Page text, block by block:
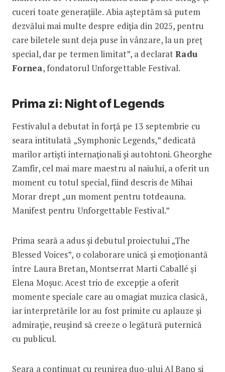
cuceri toate generațiile. Abia așteptăm să putem
dezvălui mai multe despre ediția din 2025, pentru
care biletele sunt deja puse în vânzare, la un preț
special, dar pe termen limitat”, a declaratRadu
Fornea, fondatorul Unforgettable Festival.
Prima zi: Night of Legends
Festivalul a debutat în forță pe 13 septembrie cu
seara intitulată „Symphonic Legends,” dedicată
marilor artiști internaționali și autohtoni. Gheorghe
Zamfir, cel mai mare maestru al naiului, a oferit un
moment cu totul special, fiind descris de Mihai
Morar drept „un moment pentru totdeauna.
Manifest pentru Unforgettable Festival.”
Prima seară a adus și debutul proiectului „The
Blessed Voices”, o colaborare unică și emoționantă
între Laura Bretan, Montserrat Marti Caballé și
Elena Moșuc. Acest trio de excepție a oferit
momente speciale care au omagiat muzica clasică,
iar interpretările lor au fost primite cu aplauze și
admirație, reușind să creeze o legătură puternică
cu publicul.
Seara a continuat cu reunirea duo-ului Al Bano și